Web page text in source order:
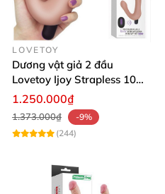
LOVETOY
Dương vật giả 2 đầu
Lovetoy Ijoy Strapless 10
chế độ rung siêu kích thích
1.250.000₫
1.373.000₫
-9%
(244)